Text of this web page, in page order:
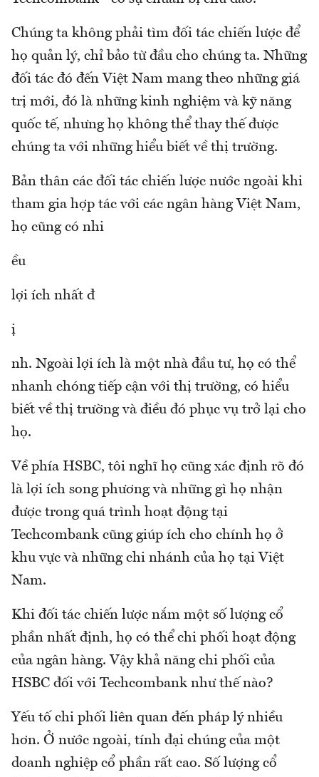
Chúng ta không phải tìm đối tác chiến lược để
họ quản lý, chỉ bảo từ đầu cho chúng ta. Những
đối tác đó đến Việt Nam mang theo những giá
trị mới, đó là những kinh nghiệm và kỹ năng
quốc tế, nhưng họ không thể thay thế được
chúng ta với những hiểu biết về thị trường.
Bản thân các đối tác chiến lược nước ngoài khi
tham gia hợp tác với các ngân hàng Việt Nam,
họ cũng có nhi
ều
lợi ích nhất đ
ị
nh. Ngoài lợi ích là một nhà đầu tư, họ có thể
nhanh chóng tiếp cận với thị trường, có hiểu
biết về thị trường và điều đó phục vụ trở lại cho
họ.
Về phía HSBC, tôi nghĩ họ cũng xác định rõ đó
là lợi ích song phương và những gì họ nhận
được trong quá trình hoạt động tại
Techcombank cũng giúp ích cho chính họ ở
khu vực và những chi nhánh của họ tại Việt
Nam.
Khi đối tác chiến lược nắm một số lượng cổ
phần nhất định, họ có thể chi phối hoạt động
của ngân hàng. Vậy khả năng chi phối của
HSBC đối với Techcombank như thế nào?
Yếu tố chi phối liên quan đến pháp lý nhiều
hơn. Ở nước ngoài, tính đại chúng của một
doanh nghiệp cổ phần rất cao. Số lượng cổ